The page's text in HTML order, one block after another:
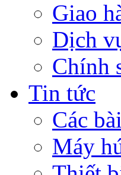
Giao
Dịch
Chính
Tin tức
Các
Máy